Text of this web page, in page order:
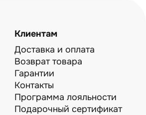
Клиентам
Доставка и оплата
Возврат товара
Гарантии
Контакты
Программа лояльности
Подарочный сертификат